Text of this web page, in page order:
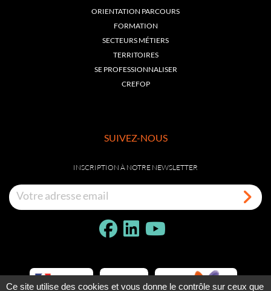
ORIENTATION PARCOURS
FORMATION
SECTEURS MÉTIERS
TERRITOIRES
SE PROFESSIONNALISER
CREFOP
SUIVEZ-NOUS
INSCRIPTION À NOTRE NEWSLETTER
Ce site utilise des cookies et vous donne le contrôle sur ceux que